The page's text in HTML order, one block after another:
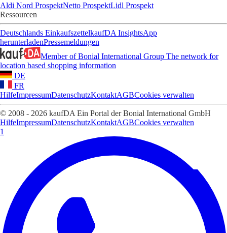
Aldi Nord ProspektNetto ProspektLidl Prospekt
Ressourcen
Deutschlands EinkaufszettelkaufDA InsightsApp
herunterladenPressemeldungen
Member of Bonial International Group The network for
location based shopping information
DE
FR
HilfeImpressumDatenschutzKontaktAGBCookies verwalten
© 2008 - 2026 kaufDA Ein Portal der Bonial International GmbH
HilfeImpressumDatenschutzKontaktAGBCookies verwalten
1